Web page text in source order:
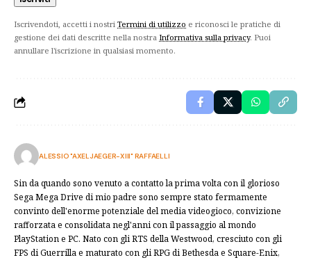
Iscrivendoti, accetti i nostri Termini di utilizzo e riconosci le pratiche di
gestione dei dati descritte nella nostra Informativa sulla privacy. Puoi
annullare l'iscrizione in qualsiasi momento.
ALESSIO "AXELJAEGER-XIII" RAFFAELLI
Sin da quando sono venuto a contatto la prima volta con il glorioso
Sega Mega Drive di mio padre sono sempre stato fermamente
convinto dell'enorme potenziale del media videogioco, convizione
rafforzata e consolidata negl'anni con il passaggio al mondo
PlayStation e PC. Nato con gli RTS della Westwood, cresciuto con gli
FPS di Guerrilla e maturato con gli RPG di Bethesda e Square-Enix,